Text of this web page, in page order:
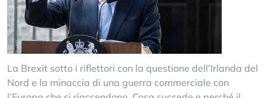
La Brexit sotto i riflettori con la questione dell’Irlanda del
Nord e la minaccia di una guerra commerciale con